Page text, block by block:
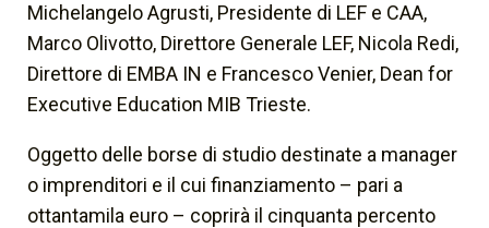
Michelangelo Agrusti, Presidente di LEF e CAA,
Marco Olivotto, Direttore Generale LEF, Nicola Redi,
Direttore di EMBA IN e Francesco Venier, Dean for
Executive Education MIB Trieste.
Oggetto delle borse di studio destinate a manager
o imprenditori e il cui finanziamento – pari a
ottantamila euro – coprirà il cinquanta percento